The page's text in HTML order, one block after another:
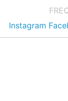
Instagram